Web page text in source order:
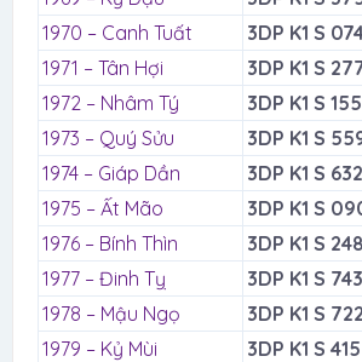
1970 – Canh Tuất
3DP K1 S
1971 – Tân Hợi
3DP K1 S
1972 – Nhâm Tý
3DP K1 S
1973 – Quý Sửu
3DP K1 S
1974 – Giáp Dần
3DP K1 S
1975 – Ất Mão
3DP K1 S
1976 – Bính Thìn
3DP K1 S
1977 – Đinh Tỵ
3DP K1 S
1978 – Mậu Ngọ
3DP K1 S
1979 – Kỷ Mùi
3DP K1 S